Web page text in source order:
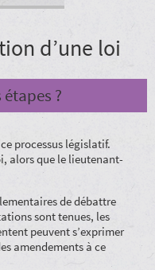
d’une loi
?
processus législatif.
alors que le lieutenant-
de débattre
sont tenues, les
peuvent s’exprimer
amendements à ce